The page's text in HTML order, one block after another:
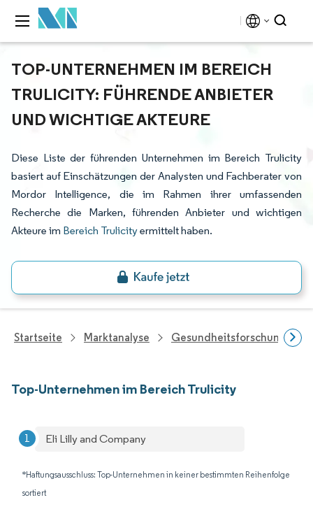
TOP-UNTERNEHMEN IM BEREICH
TRULICITY: FÜHRENDE ANBIETER
UND WICHTIGE AKTEURE
Diese Liste der führenden Unternehmen im Bereich Trulicity
basiert auf Einschätzungen der Analysten und Fachberater von
Mordor Intelligence, die im Rahmen ihrer umfassenden
Recherche die Marken, führenden Anbieter und wichtigen
Akteure im Bereich Trulicityermittelt haben.
Startseite Marktanalyse Gesundheitsforschung
Top-Unternehmen im Bereich Trulicity
Eli Lilly and Company
*Haftungsausschluss: Top-Unternehmen in keiner bestimmten Reihenfolge
sortiert